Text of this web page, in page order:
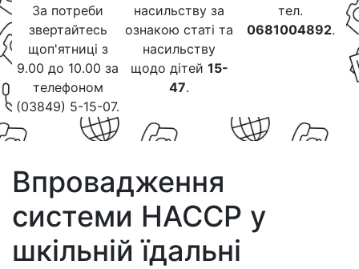
За потреби
звертайтесь
щоп'ятниці з
9.00 до 10.00 за
телефоном
(03849) 5-15-07.
насильству за
ознакою статі та
насильству
щодо дітей 15-
47.
тел.
0681004892.
Впровадження
системи НАССР у
шкільній їдальні